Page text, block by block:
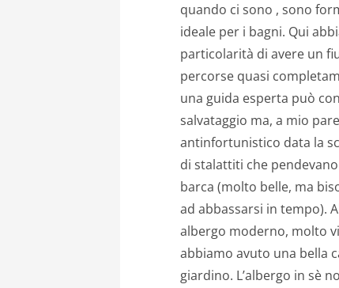
quando ci sono , sono
ideale per i bagni. Qui
particolarità di avere un
percorse quasi
una guida esperta può
salvataggio ma, a mio
antinfortunistico data la
di stalattiti che
barca (molto belle, ma
ad abbassarsi in tempo).
albergo moderno, molto
abbiamo avuto una bella
giardino. L’albergo in sè